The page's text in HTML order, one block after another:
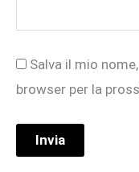
Salva il mio
browser per la